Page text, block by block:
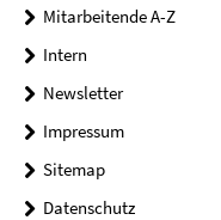
Mitarbeitende A-Z
Intern
Newsletter
Impressum
Sitemap
Datenschutz